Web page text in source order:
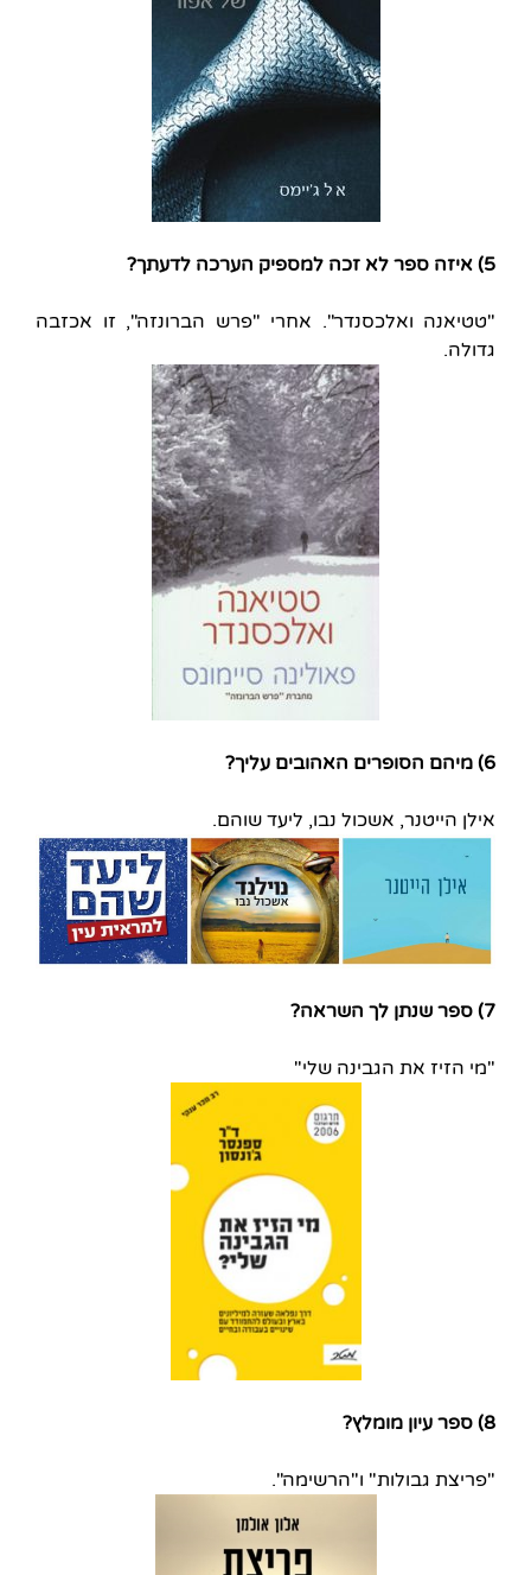
5) איזה ספר לא זכה למספיק הערכה לדעתך?
"טטיאנה ואלכסנדר". אחרי "פרש הברונזה", זו אכזבה
גדולה.
6) מיהם הסופרים האהובים עליך?
אילן הייטנר, אשכול נבו, ליעד שוהם.
7) ספר שנתן לך השראה?
"מי הזיז את הגבינה שלי"
8) ספר עיון מומלץ?
"פריצת גבולות" ו"הרשימה".